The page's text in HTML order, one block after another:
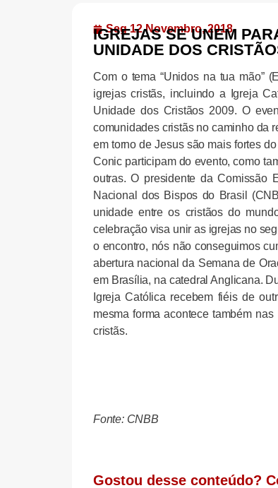
Seg 12 Novembro, 2018
IGREJAS SE UNEM
UNIDADE DOS
Com o tema “Unidos na tua mão”
igrejas cristãs, incluindo a Igreja
Unidade dos Cristãos 2009. O
comunidades cristãs no caminho da
em torno de Jesus são mais fortes
Conic participam do evento, como
outras. O presidente da Comissão
Nacional dos Bispos do Brasil
unidade entre os cristãos do
celebração visa unir as igrejas no
o encontro, nós não conseguimos
abertura nacional da Semana de
em Brasília, na catedral Anglicana.
Igreja Católica recebem fiéis de
mesma forma acontece também
cristãs.
Fonte: CNBB
Gostou desse conteúdo?